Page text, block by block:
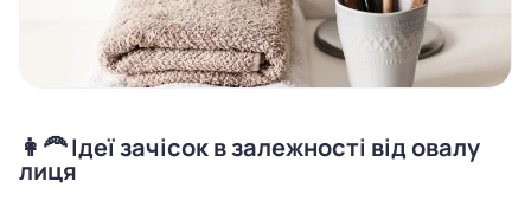
👩‍🦰 Ідеї зачісок в залежності від овалу
лиця